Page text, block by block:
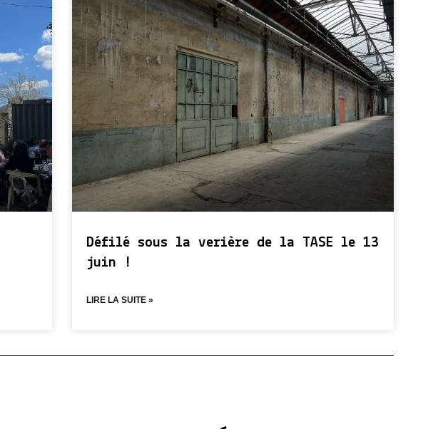
Défilé sous la verière de la TASE le 13
juin !
LIRE LA SUITE »